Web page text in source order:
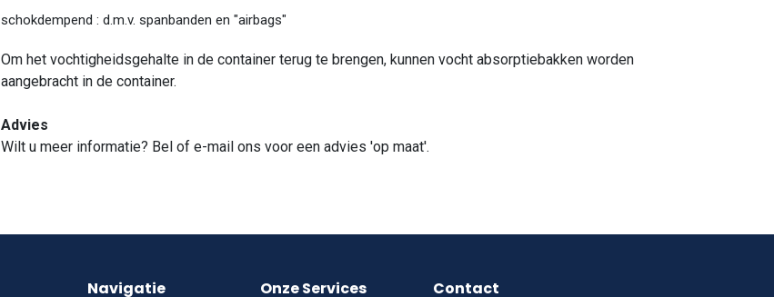
schokdempend : d.m.v. spanbanden en "airbags"
Om het vochtigheidsgehalte in de container terug te brengen, kunnen vocht absorptiebakken worden
aangebracht in de container.
Advies
Wilt u meer informatie? Bel of e-mail ons voor een advies 'op maat'.
Navigatie Onze Services Contact